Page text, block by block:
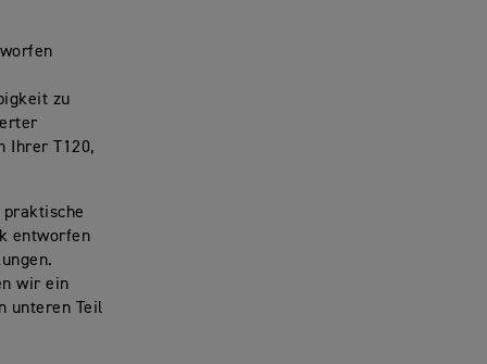
zu
Ihrer T120,
entworfen
wir ein
unteren Teil